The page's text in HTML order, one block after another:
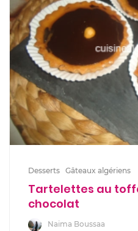
Desserts Gâteaux algériens
Tartelettes au
chocolat
Naima Boussaa